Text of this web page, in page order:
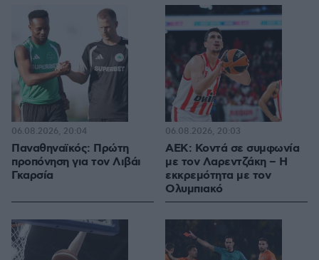
Παναθηναϊκός: Πρώτη
προπόνηση για τον Λιβάι
Γκαρσία
06.08.2026, 20:04
ΑΕΚ: Κοντά σε συμφωνία
με τον Λαρεντζάκη – Η
εκκρεμότητα με τον
Ολυμπιακό
06.08.2026, 20:03